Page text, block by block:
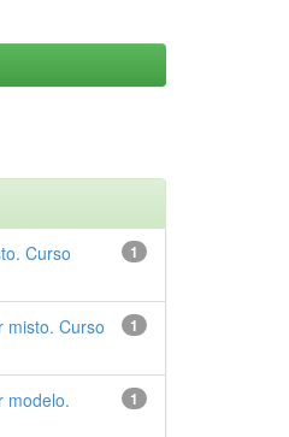
1
Curso
1
misto. Curso
1
modelo.